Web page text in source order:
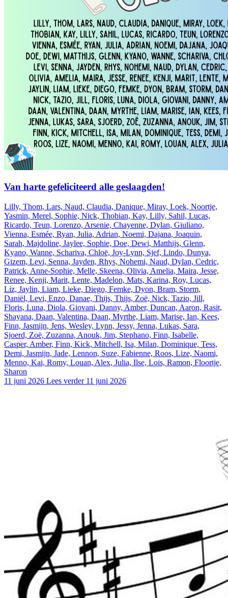
Van harte gefeliciteerd alle geslaagden!
Lilly, Thom, Lars, Naud, Claudia, Danique, Miray, Loek, Noortje,
Yasmin, Merel, Sophie, Nick, Thobian, Kay, Lilly, Sahil, Lucas,
Ricardo, Teun, Lorenzo, Arsenie, Chayenne, Dylan, Giuliano,
Vienna, Esmée, Ryan, Julia, Adrian, Noemi, Dajana, Joaquin,
Sarah, Majdoline, Jaylee, Sophie, Doe, Dewi, Matthijs, Glenn,
Kyano, Wanne, Schariva, Chloë, Joy-Lynn, Sjef, Lindo, Dunya,
Gizem, Levi, Senna, Jayden, Rhys, Nohemi, Naud, Dylan, Cedric,
Patrick, Anne-Sophie, Melle, Skeena, Olivia, Amelia, Maira, Jesse,
Renee, Kenji, Marit, Lente, Madelon, Mats, Karina, Roy, Lucas,
Liz, Jaylin, Liam, Lieke, Diego, Femke, Dyon, Bram, Storm,
Daniël, Levi, Enzo, Danae, Thijs, Thijs, Zoë, Nick, Tazio, Jill,
Floris, Luna, Diola, Giovani, Danny, Amber, Duncan, Aaron, Rasit,
Shayana, Daan, Valentina, Daan, Myrthe, Liam, Marise, Ian, Kees,
Finn, Jasmijn, Jens, Wesley, Lynn, Jessy, Jenna, Lukas, Sara,
Sjoerd, Zoë, Zuzanna, Anouk, Jim, Stephano, Finn, Isabelle,
Casper, Amber, Finn, Kick, Mitchell, Isa, Milan, Dominique, Tess,
Demi, Jasmijn, Jade, Lennon, Suze, Fabienne, Roos, Lize, Naomi,
Menno, Kai, Romy, Louan, Alex, Julia, Ilse, Lois, Ramon, Floortje,
Sharon
11 juni 2026 Lees verder 11 juni 2026